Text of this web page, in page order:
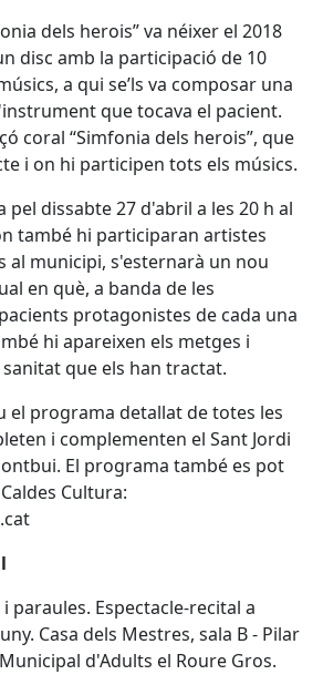
dels herois” va néixer el 2018
disc amb la participació de 10
a qui se’ls va composar una
que tocava el pacient.
coral “Simfonia dels herois”, que
i on hi participen tots els músics.
pel dissabte 27 d'abril a les 20 h al
també hi participaran artistes
al municipi, s'esternarà un nou
en què, a banda de les
protagonistes de cada una
hi apareixen els metges i
que els han tractat.
el programa detallat de totes les
i complementen el Sant Jordi
El programa també es pot
Cultura:
paraules. Espectacle-recital a
Casa dels Mestres, sala B - Pilar
d'Adults el Roure Gros.